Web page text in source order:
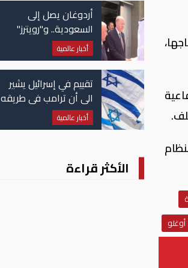
دفاعية
أردوغان يصل إلى
السعودية.. و"رويترز"
تكشف تفاصيل الاتفاق
المرتقب
أخبار عالمية
تقييم في إسرائيل يشير
الى أن ترامب في طريقه
الى إبرام اتفاق مع إيران
أخبار عالمية
الأكثر قراءة